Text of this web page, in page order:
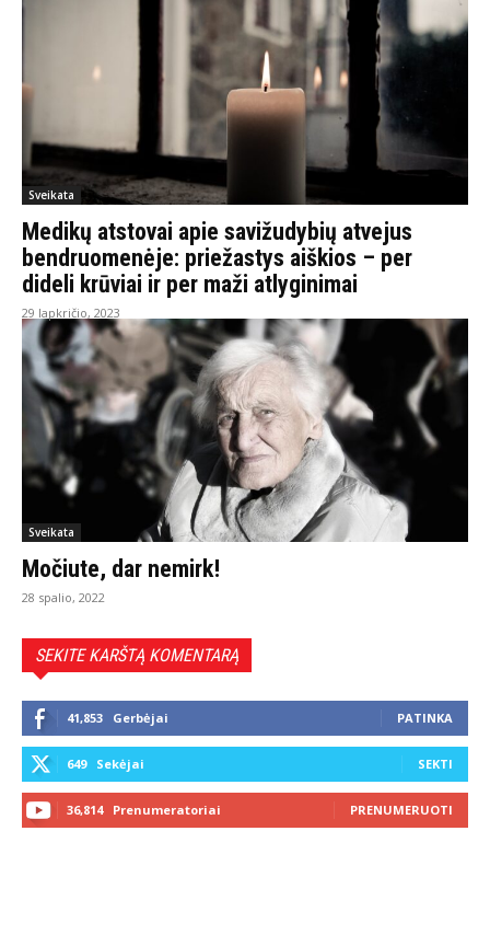
Sveikata
Medikų atstovai apie savižudybių atvejus
bendruomenėje: priežastys aiškios – per
dideli krūviai ir per maži atlyginimai
29 lapkričio, 2023
Sveikata
Močiute, dar nemirk!
28 spalio, 2022
SEKITE KARŠTĄ KOMENTARĄ
41,853 Gerbėjai PATINKA
649 Sekėjai SEKTI
36,814 Prenumeratoriai PRENUMERUOTI